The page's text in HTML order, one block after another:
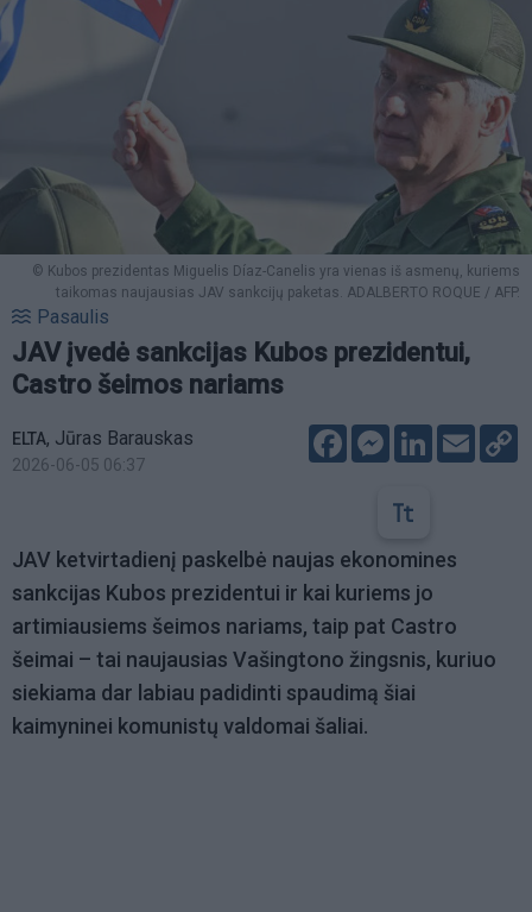
© Kubos prezidentas Miguelis Díaz-Canelis yra vienas iš asmenų, kuriems
taikomas naujausias JAV sankcijų paketas. ADALBERTO ROQUE / AFP.
Pasaulis
JAV įvedė sankcijas Kubos prezidentui,
Castro šeimos nariams
ELTA, Jūras Barauskas
2026-06-05 06:37
FacebookMessenger
LinkedIn
Email
JAV ketvirtadienį paskelbė naujas ekonomines
sankcijas Kubos prezidentui ir kai kuriems jo
artimiausiems šeimos nariams, taip pat Castro
šeimai – tai naujausias Vašingtono žingsnis, kuriuo
siekiama dar labiau padidinti spaudimą šiai
kaimyninei komunistų valdomai šaliai.